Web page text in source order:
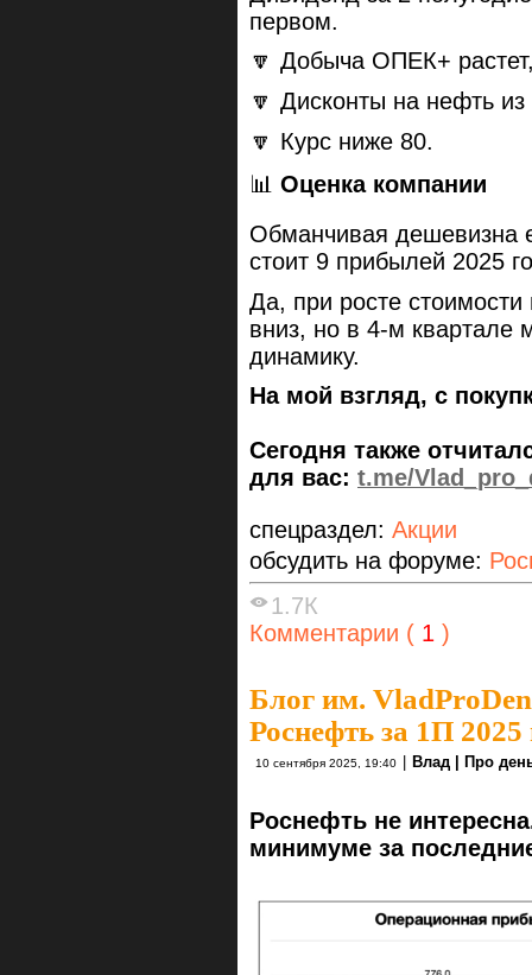
первом.
🔽 Добыча ОПЕК+
🔽 Дисконты на нефть
🔽 Курс ниже 80.
📊 Оценка компании
Обманчивая дешевизна
стоит 9 прибылей 2025
Да, при росте
вниз, но в 4-м квартале
динамику.
На мой взгляд, с
Сегодня также
для вас: t.me/
спецраздел: Акции
обсудить на форуме:
1.7К
Комментарии ( 1 )
Блог им.
Роснефть за 1П 2025
10 сентября 2025, 19:40 Влад | Про
Роснефть не
минимуме за